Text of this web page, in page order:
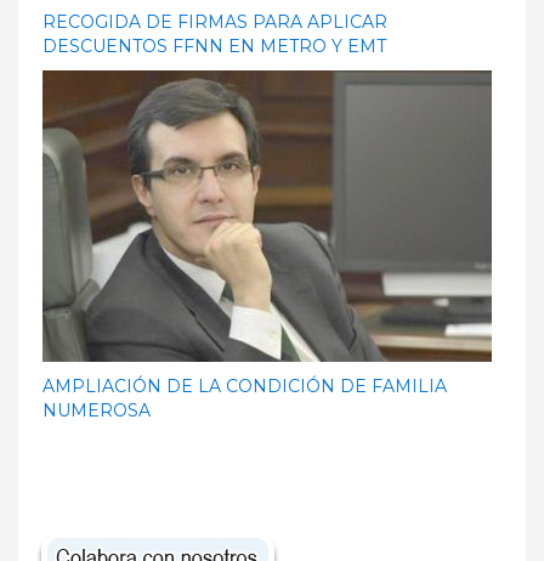
RECOGIDA DE FIRMAS PARA APLICAR
DESCUENTOS FFNN EN METRO Y EMT
AMPLIACIÓN DE LA CONDICIÓN DE FAMILIA
NUMEROSA